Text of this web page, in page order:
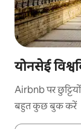
योनसेई
Airbnb पर
बहुत कुछ बुक करें